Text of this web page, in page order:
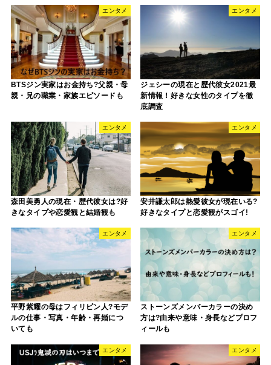
エンタメ
BTSジン実家はお金持ち?父親・母
親・兄の職業・家族エピソードも
エンタメ
ジェシーの現在と歴代彼女2021最
新情報！好きな女性のタイプを徹
底調査
エンタメ
森田美勇人の現在・歴代彼女は?好
きなタイプや恋愛観と結婚観も
エンタメ
安井謙太郎は熱愛彼女が現在いる?
好きなタイプと恋愛観がスゴイ!
エンタメ
平野紫耀の母はフィリピン人?モデ
ルの仕事・写真・年齢・再婚につ
いても
エンタメ
ストーンズメンバーカラーの決め
方は?由来や意味・身長などプロフ
ィールも
エンタメ エンタメ